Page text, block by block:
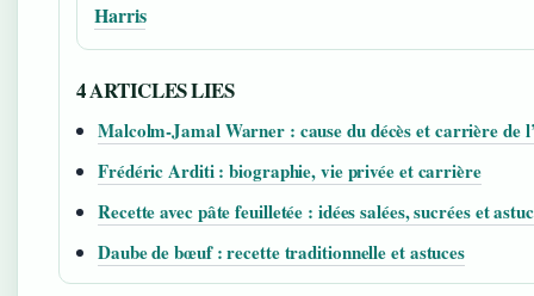
Harris
4 ARTICLES LIES
Malcolm-Jamal Warner : cause du décès et carrière de
Frédéric Arditi : biographie, vie privée et carrière
Recette avec pâte feuilletée : idées salées, sucrées et
Daube de bœuf : recette traditionnelle et astuces